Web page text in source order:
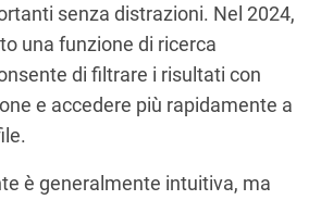
senza distrazioni. Nel 2024,
una funzione di ricerca
di filtrare i risultati con
e accedere più rapidamente a
è generalmente intuitiva, ma